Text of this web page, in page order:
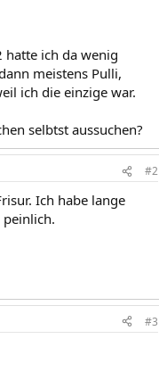
hatte ich da wenig
meistens Pulli,
ich die einzige war.
selbtst aussuchen?
#2
Ich habe lange
#3